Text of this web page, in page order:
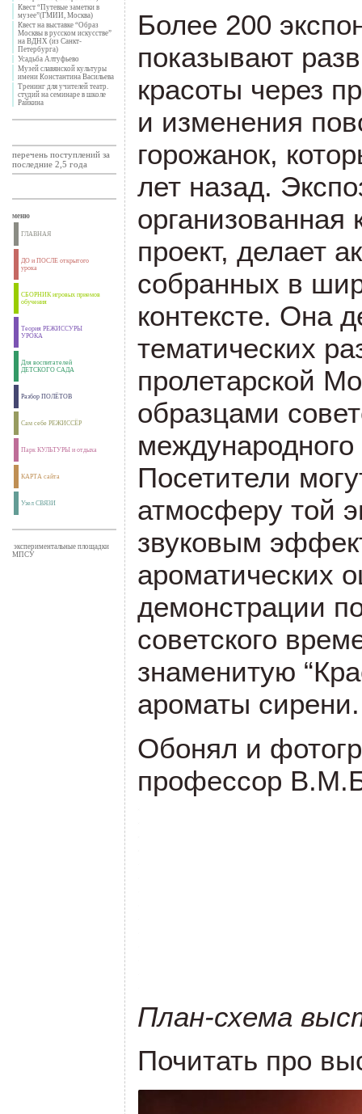
Квест “Путевые заметки в
музее”(ГМИИ, Москва)
Квест на выставке “Образ
Москвы в русском искусстве”
на ВДНХ (из Санкт-
Петербурга)
Усадьба Алтуфьево
Музей славянской культуры
имени Константина Васильева
Тренинг для учителей театр.
студий на семинаре в школе
Райкина
перечень поступлений за
последние 2,5 года
меню
ГЛАВНАЯ
ДО и ПОСЛЕ открытого
урока
СБОРНИК игровых приемов
обучения
Теория РЕЖИССУРЫ
УРОКА
Для воспитателей
ДЕТСКОГО САДА
Разбор ПОЛЁТОВ
Сам себе РЕЖИССЁР
Парк КУЛЬТУРЫ и отдыха
КАРТА сайта
Узел СВЯЗИ
экспериментальные площадки
МПСУ
Более 200
показывают
красоты через
и изменения
горожанок,
лет назад.
организованная
проект, делает
собранных в
контексте. Она
тематических
пролетарской
образцами
международного
Посетители
атмосферу той
звуковым
ароматических
демонстрации
советского
знаменитую
ароматы сирени.
Обонял и
профессор
План-схема
Почитать про